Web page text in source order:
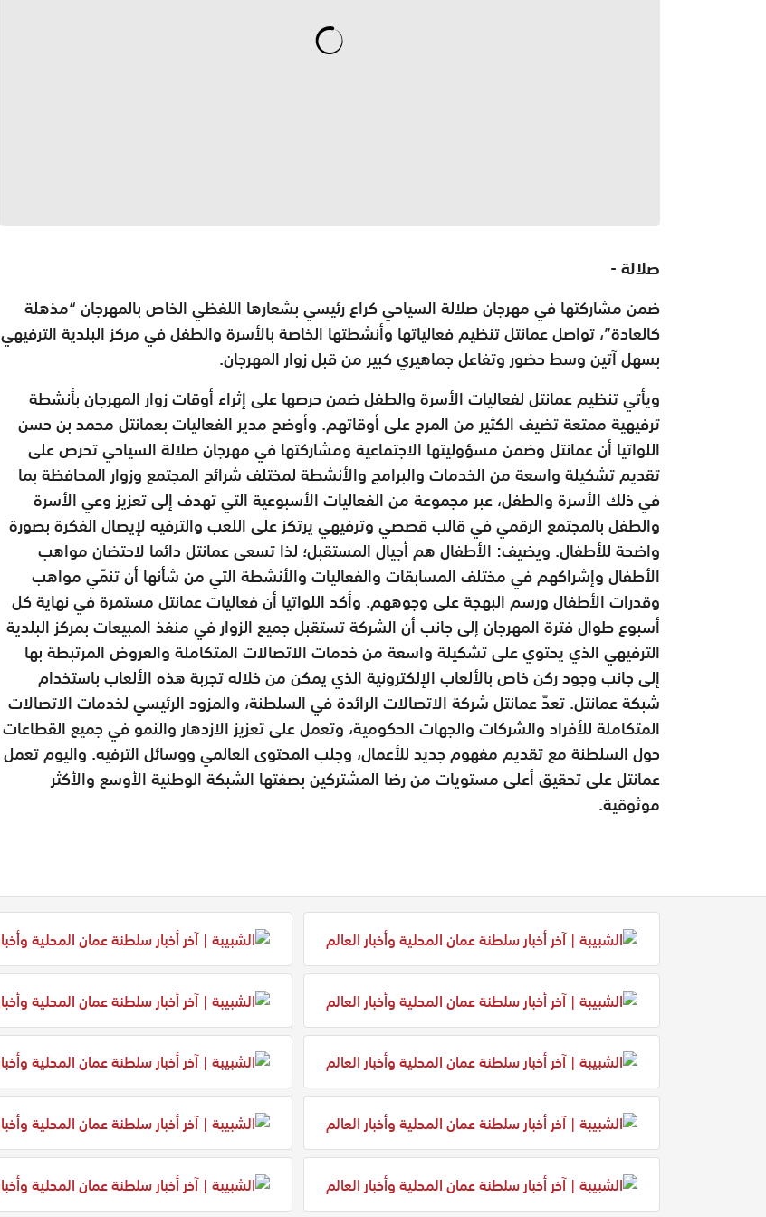
صلالة -
ضمن مشاركتها في مهرجان صلالة السياحي كراع رئيسي بشعارها اللفظي الخاص بالمهرجان “مذهلة
كالعادة”، تواصل عمانتل تنظيم فعالياتها وأنشطتها الخاصة بالأسرة والطفل في مركز البلدية الترفيهي
بسهل آتين وسط حضور وتفاعل جماهيري كبير من قبل زوار المهرجان.
ويأتي تنظيم عمانتل لفعاليات الأسرة والطفل ضمن حرصها على إثراء أوقات زوار المهرجان بأنشطة
ترفيهية ممتعة تضيف الكثير من المرح على أوقاتهم. وأوضح مدير الفعاليات بعمانتل محمد بن حسن
اللواتيا أن عمانتل وضمن مسؤوليتها الاجتماعية ومشاركتها في مهرجان صلالة السياحي تحرص على
تقديم تشكيلة واسعة من الخدمات والبرامج والأنشطة لمختلف شرائح المجتمع وزوار المحافظة بما
في ذلك الأسرة والطفل، عبر مجموعة من الفعاليات الأسبوعية التي تهدف إلى تعزيز وعي الأسرة
والطفل بالمجتمع الرقمي في قالب قصصي وترفيهي يرتكز على اللعب والترفيه لإيصال الفكرة بصورة
واضحة للأطفال. ويضيف: الأطفال هم أجيال المستقبل؛ لذا تسعى عمانتل دائما لاحتضان مواهب
الأطفال وإشراكهم في مختلف المسابقات والفعاليات والأنشطة التي من شأنها أن تنمّي مواهب
وقدرات الأطفال ورسم البهجة على وجوههم. وأكد اللواتيا أن فعاليات عمانتل مستمرة في نهاية كل
أسبوع طوال فترة المهرجان إلى جانب أن الشركة تستقبل جميع الزوار في منفذ المبيعات بمركز البلدية
الترفيهي الذي يحتوي على تشكيلة واسعة من خدمات الاتصالات المتكاملة والعروض المرتبطة بها
إلى جانب وجود ركن خاص بالألعاب الإلكترونية الذي يمكن من خلاله تجربة هذه الألعاب باستخدام
شبكة عمانتل. تعدّ عمانتل شركة الاتصالات الرائدة في السلطنة، والمزود الرئيسي لخدمات الاتصالات
المتكاملة للأفراد والشركات والجهات الحكومية، وتعمل على تعزيز الازدهار والنمو في جميع القطاعات
حول السلطنة مع تقديم مفهوم جديد للأعمال، وجلب المحتوى العالمي ووسائل الترفيه. واليوم تعمل
عمانتل على تحقيق أعلى مستويات من رضا المشتركين بصفتها الشبكة الوطنية الأوسع والأكثر
موثوقية.